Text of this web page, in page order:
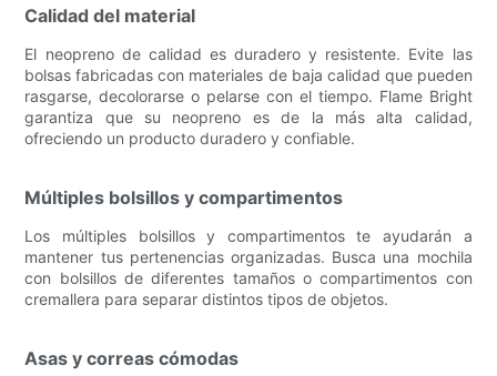
Calidad del material
El neopreno de calidad es duradero y resistente. Evite las
bolsas fabricadas con materiales de baja calidad que pueden
rasgarse, decolorarse o pelarse con el tiempo. Flame Bright
garantiza que su neopreno es de la más alta calidad,
ofreciendo un producto duradero y confiable.
Múltiples bolsillos y compartimentos
Los múltiples bolsillos y compartimentos te ayudarán a
mantener tus pertenencias organizadas. Busca una mochila
con bolsillos de diferentes tamaños o compartimentos con
cremallera para separar distintos tipos de objetos.
Asas y correas cómodas